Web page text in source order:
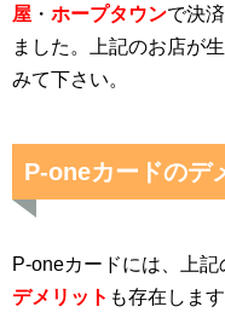
屋 ・ ホープタウンで決
ました。上記のお店が
みて下さい。
P-oneカードのデ
P-oneカードには、上記
デメリット も存在します